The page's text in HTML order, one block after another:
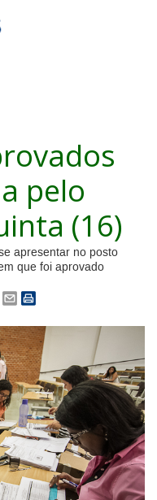
pelo
(16)
apresentar no posto
que foi aprovado